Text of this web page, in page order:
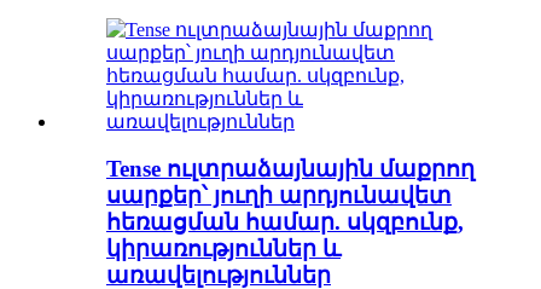
Tense ուլտրաձայնային մաքրող
սարքեր՝ յուղի արդյունավետ
հեռացման համար. սկզբունք,
կիրառություններ և
առավելություններ